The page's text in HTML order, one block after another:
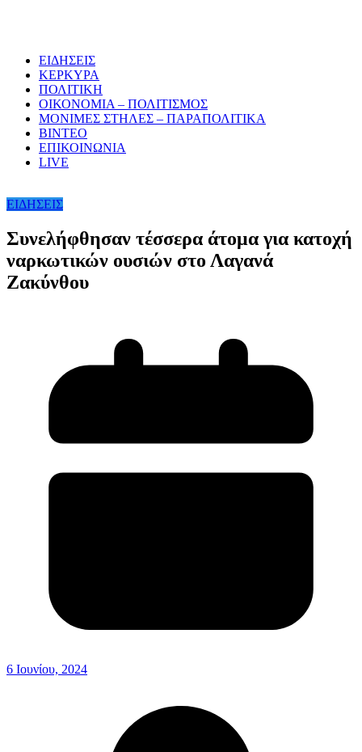
ΕΙΔΗΣΕΙΣ
ΚΕΡΚΥΡΑ
ΠΟΛΙΤΙΚΗ
ΟΙΚΟΝΟΜΙΑ – ΠΟΛΙΤΙΣΜΟΣ
ΜΟΝΙΜΕΣ ΣΤΗΛΕΣ – ΠΑΡΑΠΟΛΙΤΙΚΑ
ΒΙΝΤΕΟ
ΕΠΙΚΟΙΝΩΝΙΑ
LIVE
ΕΙΔΗΣΕΙΣ
Συνελήφθησαν τέσσερα άτομα για κατοχή
ναρκωτικών ουσιών στο Λαγανά
Ζακύνθου
6 Ιουνίου, 2024